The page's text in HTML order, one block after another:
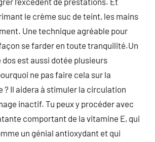
le crème suc de teint, les mains
Une technique agréable pour
se farder en toute tranquilité.Un
dos est aussi dotée plusieurs
ne pas faire cela sur la
? Il aidera à stimuler la circulation
inactif. Tu peux y procéder avec
comportant de la vitamine E, qui
un génial antioxydant et qui